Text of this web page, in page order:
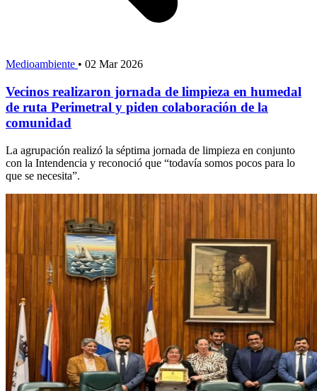
Medioambiente • 02 Mar 2026
Vecinos realizaron jornada de limpieza en humedal
de ruta Perimetral y piden colaboración de la
comunidad
La agrupación realizó la séptima jornada de limpieza en conjunto
con la Intendencia y reconoció que “todavía somos pocos para lo
que se necesita”.